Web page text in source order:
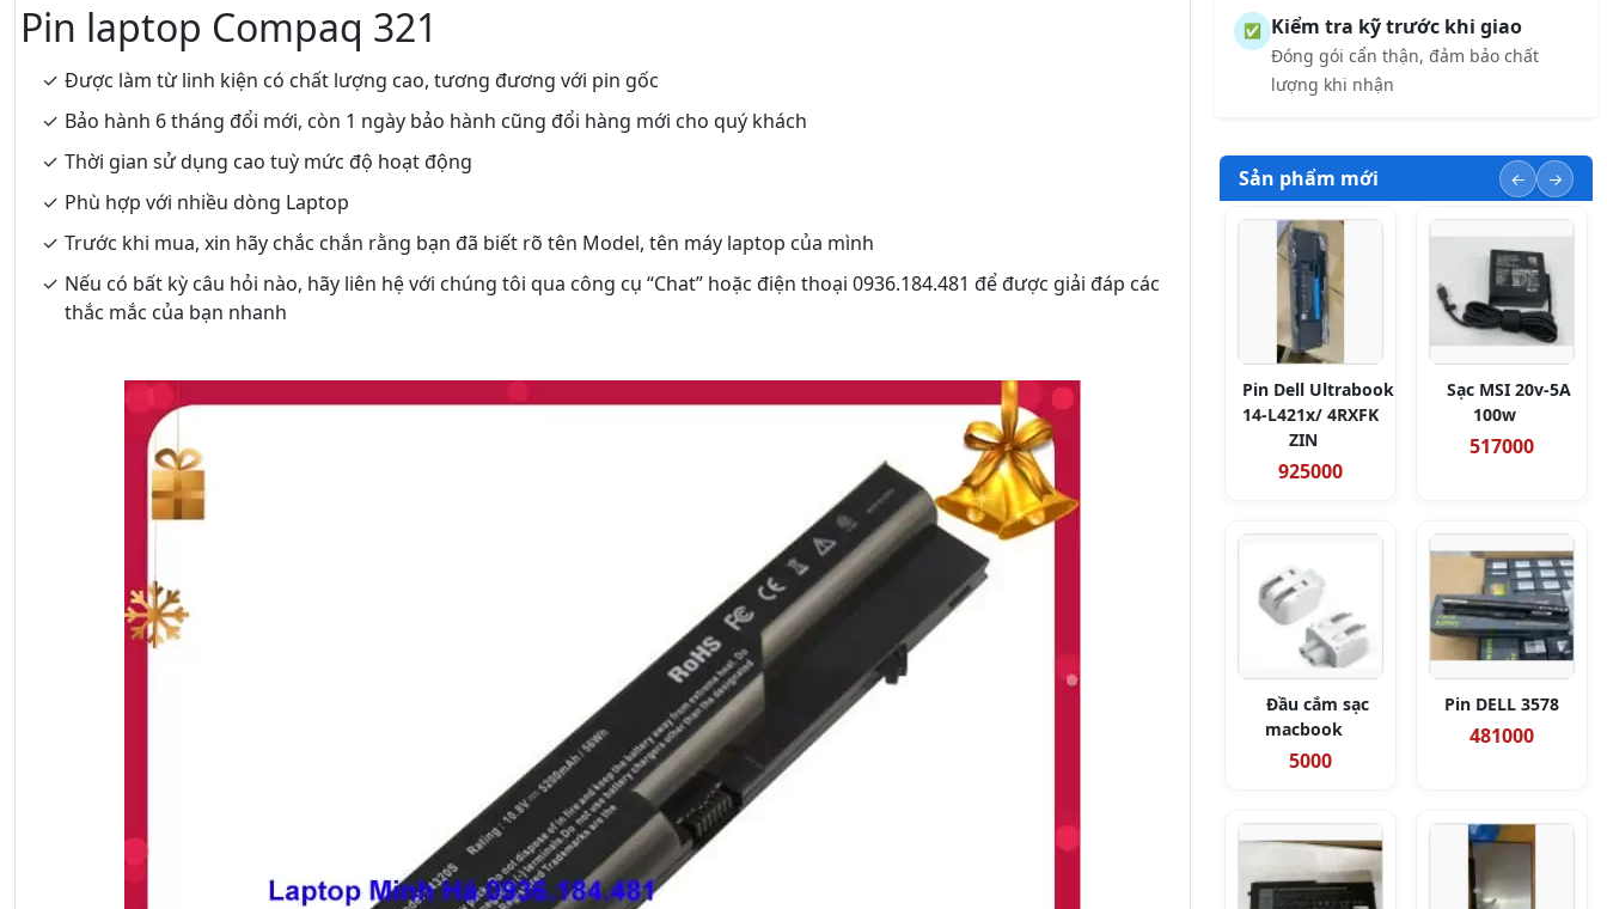
Pin laptop Compaq 321
Được làm từ linh kiện có chất lượng cao, tương đương với pin gốc
Bảo hành 6 tháng đổi mới, còn 1 ngày bảo hành cũng đổi hàng mới cho quý khách
Thời gian sử dụng cao tuỳ mức độ hoạt động
Phù hợp với nhiều dòng Laptop
Trước khi mua, xin hãy chắc chắn rằng bạn đã biết rõ tên Model, tên máy laptop của mình
Nếu có bất kỳ câu hỏi nào, hãy liên hệ với chúng tôi qua công cụ “Chat” hoặc điện thoại 0936.184.481 để được giải đáp các
thắc mắc của bạn nhanh
✅ Kiểm tra kỹ trước khi giao
Đóng gói cẩn thận, đảm bảo chất
lượng khi nhận
Sản phẩm mới
Pin Dell Ultrabook
14-L421x/ 4RXFK
ZIN
925000
Sạc MSI 20v-5A
100w
517000
Đầu cắm sạc
macbook
5000
Pin DELL 3578
481000